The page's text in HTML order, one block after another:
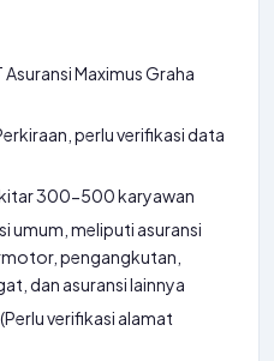
Asuransi Maximus Graha
perlu verifikasi data
300-500 karyawan
umum, meliputi asuransi
pengangkutan,
dan asuransi lainnya
verifikasi alamat